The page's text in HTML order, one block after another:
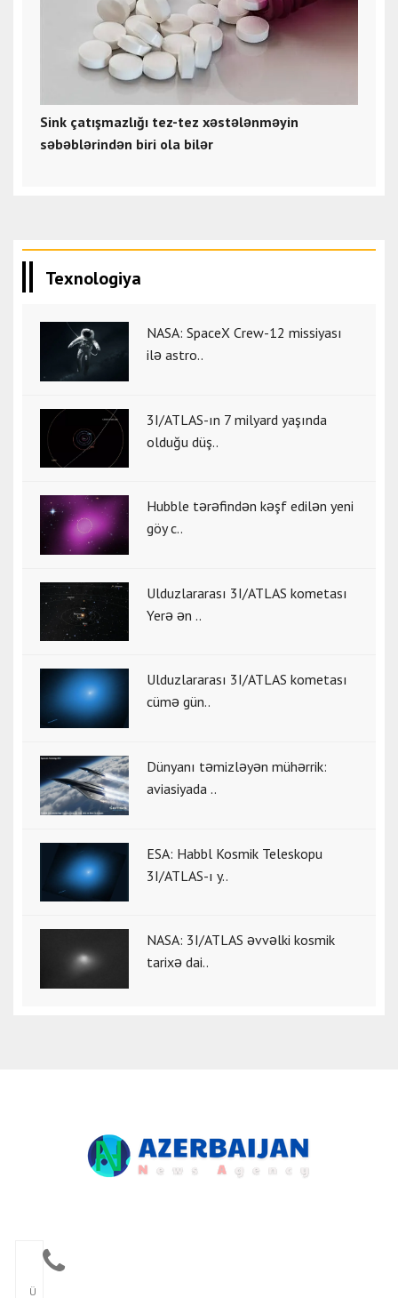
Sink çatışmazlığı tez-tez xəstələnməyin
səbəblərindən biri ola bilər
Texnologiya
NASA: SpaceX Crew-12 missiyası
ilə astro..
3I/ATLAS-ın 7 milyard yaşında
olduğu düş..
Hubble tərəfindən kəşf edilən yeni
göy c..
Ulduzlararası 3I/ATLAS kometası
Yerə ən ..
Ulduzlararası 3I/ATLAS kometası
cümə gün..
Dünyanı təmizləyən mühərrik:
aviasiyada ..
ESA: Habbl Kosmik Teleskopu
3I/ATLAS-ı y..
NASA: 3I/ATLAS əvvəlki kosmik
tarixə dai..
Ü